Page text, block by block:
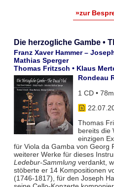
»zur
Die herzogliche Gambe •
Franz Xaver Hammer –
Mathias Sperger
Thomas Fritzsch • Klaus
Rondeau
1 CD •
Thomas
bereits die
einzigen
für Viola da Gamba von Georg
weiterer Werke für dieses
Ledebur-Sammlungverdankt,
stöberte er 14 Kompositionen
(1746-1817), für den Joseph